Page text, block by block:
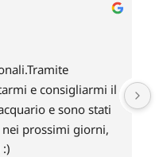
e consigliarmi il
e sono stati
prossimi giorni,